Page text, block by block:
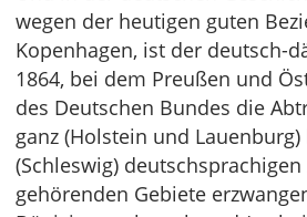
wegen der heutigen guten
Kopenhagen, ist der deutsch-
1864, bei dem Preußen und
des Deutschen Bundes die
ganz (Holstein und
(Schleswig)
gehörenden Gebiete